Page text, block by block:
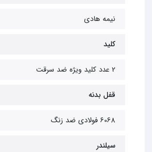
نیمه هادی
کلید
2 عدد کلید ویژه ضد سرقت
قفل بدنه
6068 فولادی ضد زنگ
سیلندر